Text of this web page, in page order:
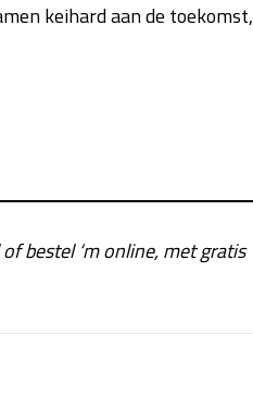
keihard aan de toekomst,
bestel ‘m online, met gratis